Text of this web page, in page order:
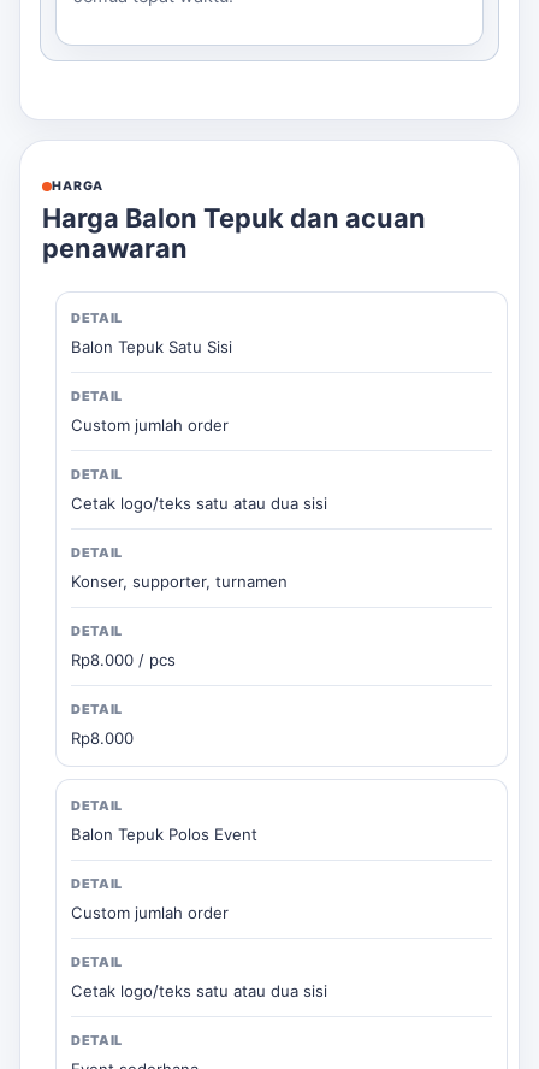
HARGA
Harga Balon Tepuk dan acuan
penawaran
Balon Tepuk Satu Sisi
Custom jumlah order
Cetak logo/teks satu atau dua sisi
Konser, supporter, turnamen
Rp8.000 / pcs
Rp8.000
Balon Tepuk Polos Event
Custom jumlah order
Cetak logo/teks satu atau dua sisi